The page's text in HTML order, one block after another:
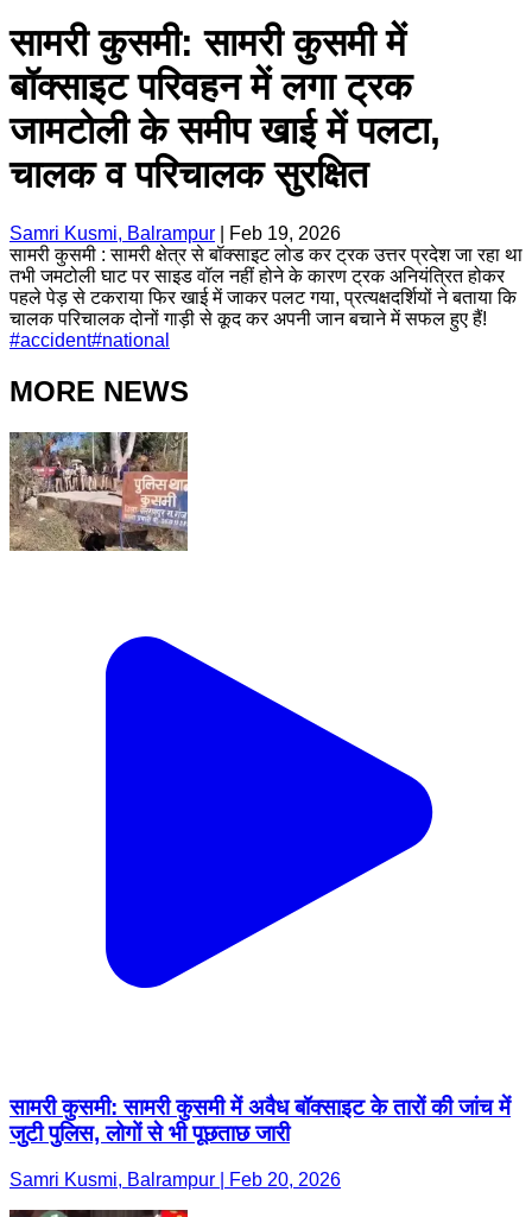
सामरी कुसमी: सामरी कुसमी में
बॉक्साइट परिवहन में लगा ट्रक
जामटोली के समीप खाई में पलटा,
चालक व परिचालक सुरक्षित
Samri Kusmi, Balrampur
Feb 19, 2026
सामरी कुसमी : सामरी क्षेत्र से बॉक्साइट लोड कर ट्रक उत्तर प्रदेश जा रहा था
तभी जमटोली घाट पर साइड वॉल नहीं होने के कारण ट्रक अनियंत्रित होकर
पहले पेड़ से टकराया फिर खाई में जाकर पलट गया, प्रत्यक्षदर्शियों ने बताया कि
चालक परिचालक दोनों गाड़ी से कूद कर अपनी जान बचाने में सफल हुए हैं!
#accident#national
MORE NEWS
सामरी कुसमी: सामरी कुसमी में अवैध बॉक्साइट के तारों की जांच में
जुटी पुलिस, लोगों से भी पूछताछ जारी
Samri Kusmi, Balrampur | Feb 20, 2026